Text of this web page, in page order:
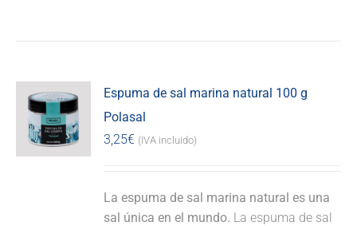
Espuma de sal marina natural 100 g
Polasal
3,25€ (IVA incluido)
La espuma de sal marina natural es una
sal única en el mundo. La espuma de sal